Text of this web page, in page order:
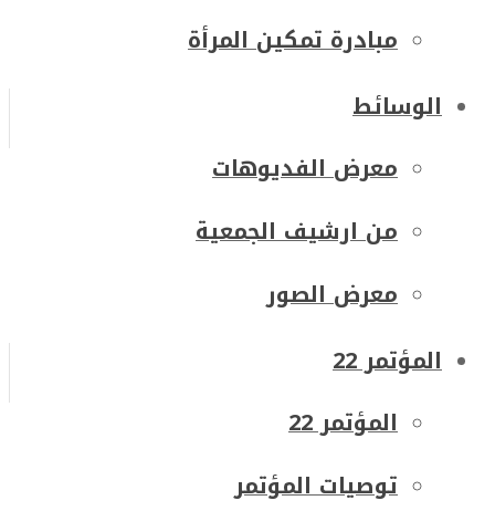
مبادرة تمكين المرأة
الوسائط
معرض الفديوهات
من ارشيف الجمعية
معرض الصور
المؤتمر 22
المؤتمر 22
توصيات المؤتمر